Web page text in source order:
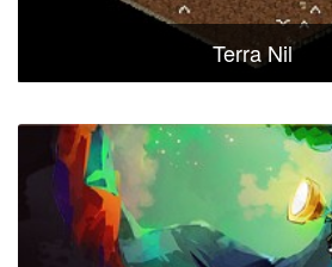
Terra Nil